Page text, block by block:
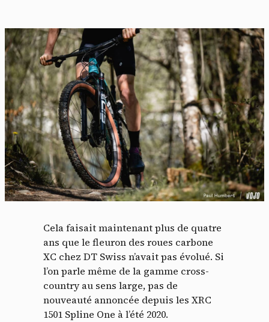
Cela faisait maintenant plus de quatre
ans que le fleuron des roues carbone
XC chez DT Swiss n’avait pas évolué. Si
l’on parle même de la gamme cross-
country au sens large, pas de
nouveauté annoncée depuis les XRC
1501 Spline One à l’été 2020.